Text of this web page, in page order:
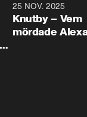
25 NOV. 2025
Knutby – Vem
mördade